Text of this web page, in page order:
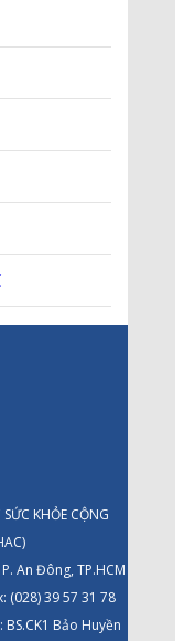
KHỎE CỘNG
An Đông, TP.HCM
(028) 39 57 31 78
Bảo Huyền